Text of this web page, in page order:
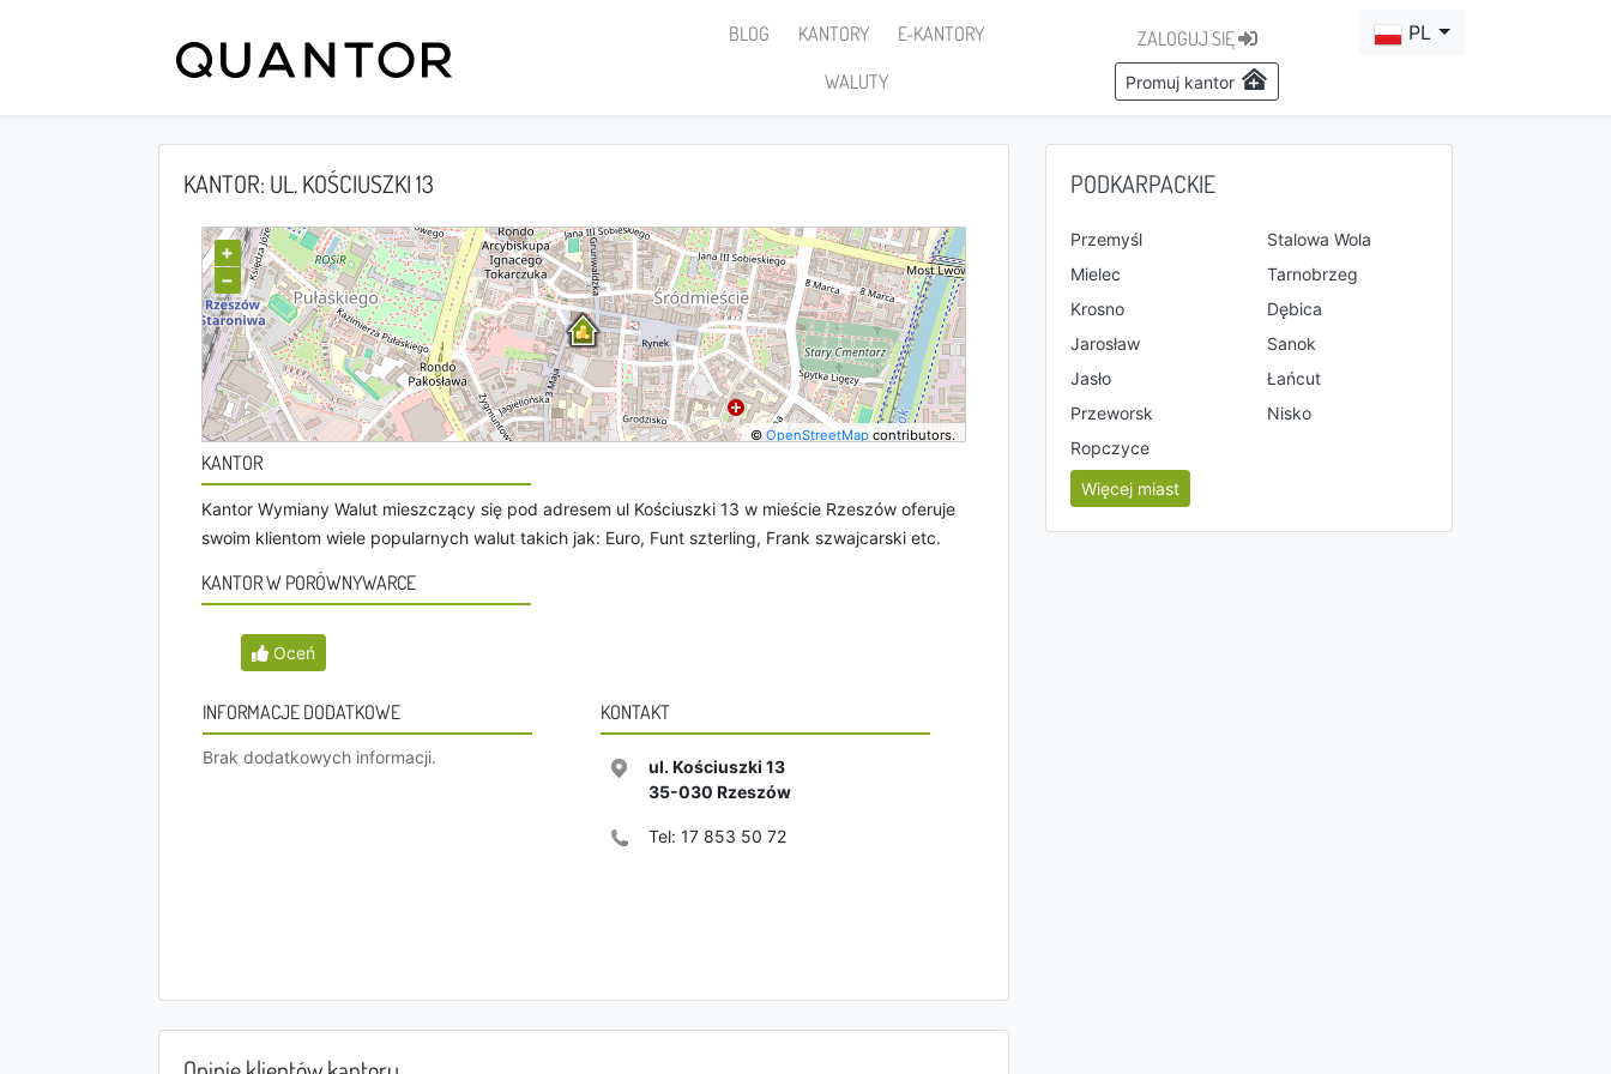
BLOG KANTORY
E-KANTORY
WALUTY
ZALOGUJ SIĘ
Promuj kantor
PL
KANTOR: UL. KOŚCIUSZKI 13
+
−
©OpenStreetMapcontributors.
KANTOR
Kantor Wymiany Walut mieszczący się pod adresem ul Kościuszki 13 w mieście Rzeszów oferuje
swoim klientom wiele popularnych walut takich jak: Euro, Funt szterling, Frank szwajcarski etc.
KANTOR W PORÓWNYWARCE
Oceń
INFORMACJE DODATKOWE
Brak dodatkowych informacji.
KONTAKT
ul. Kościuszki 13
35-030 Rzeszów
Tel: 17 853 50 72
PODKARPACKIE
Przemyśl
Stalowa Wola
Mielec
Tarnobrzeg
Krosno
Dębica
Jarosław
Sanok
Jasło
Łańcut
Przeworsk
Nisko
Ropczyce
Więcej miast